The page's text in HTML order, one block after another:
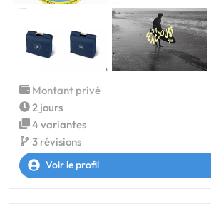
Montant privé
2 jours
4 variantes
3 révisions
Voir le profil